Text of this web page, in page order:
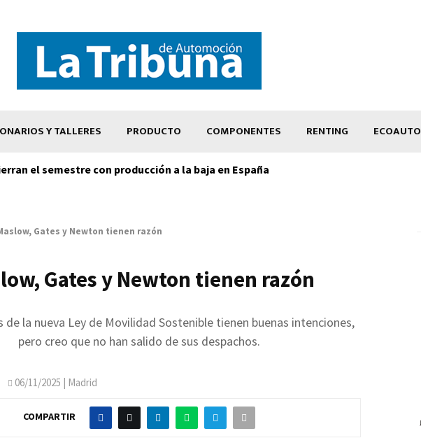
Y TALLERES PRODUCTO COMPONENTES RENTING ECOAUTO
el semestre con producción a la baja en España
Gates y Newton tienen razón
Gates y Newton tienen razón
de la nueva Ley de Movilidad Sostenible tienen buenas intenciones,
pero creo que no han salido de sus despachos.
06/11/2025 | Madrid
COMPARTIR